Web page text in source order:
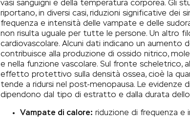
vasi sanguigni e della temperatura corporea. Gli
riportano, in diversi casi, riduzioni significative dei
frequenza e intensità delle vampate e delle
non risulta uguale per tutte le persone. Un altro
cardiovascolare. Alcuni dati indicano un aumento
contribuisce alla produzione di ossido nitrico,
e nella funzione vascolare. Sul fronte scheletrico,
effetto protettivo sulla densità ossea, cioè la
tende a ridursi nel post-menopausa. Le evidenze
dipendono dal tipo di estratto e dalla durata
Vampate di calore: riduzione di frequenza e